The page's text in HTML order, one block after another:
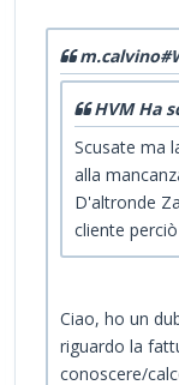
HVM Ha
Scusate ma
alla
D'altronde
cliente
Ciao, ho un
riguardo la
conoscere/